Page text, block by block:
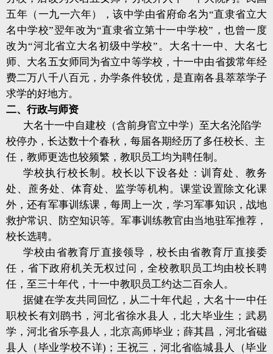
五年（一九一六年），该中学由省府命名为“直隶省立大
名中学校”翌年改为“直隶省立第十一中学校”，也曾一度
改为“河北省立大名初级中学校”。大名十一中、大名七
师、大名五女师同为省立中等学校，十一中由省拨常年经
费二万八千八百元，办学条件较优，是直南各县萃萃学子
求学的好地方。
二、行政与师资
大名十一中自建校（含前身官立中学）至大名沦陷学
校停办，长达数十个春秋，每届各期经历了多任校长、主
任，教师更选也较频繁，教职员工均为聘任制。
学校执行校长制。校长以下设各处：训育处、教务
处、蔗务处、体育处、监学等机构。课堂设置除文化课
外，还有军事训练课，每周上一次，学习军事知识，战地
救护常识、防空知识等。军事训练教官由当地驻军推荐，
校长选聘。
学校由省教育厅直接领导，校长由省教育厅直接委
任，省下政府机关无权过问，全校教职员工均由校长聘
任，至三十年代，十一中教职员工约达二百余人。
据健在学友共同回忆，从二十年代起，大名十一中任
职校长有刘鹍书，河北省徐水县人，北大毕业生；武易
学，河北省乐亭县人，北京高师毕业；薛其昌，河北省磁
县人（毕业学校不详)；王祝三，河北省临城县人（毕业